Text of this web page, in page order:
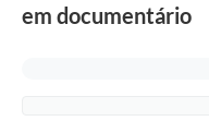
em documentário